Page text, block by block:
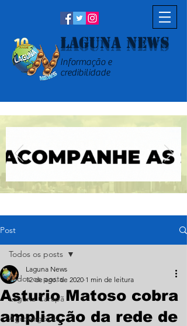
Laguna News
Informação e
credibilidade
Post
Todos os posts
Laguna Carapã
Agronegócio
Todos os posts
Asturio Matoso cobra
ampliação da rede de
Laguna News
12 de ago. de 2020 1 min de leitura